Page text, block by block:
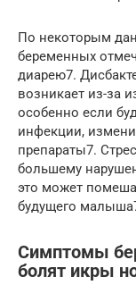
По некоторым
беременных
диарею7.
возникает из-за
особенно если
инфекции,
препараты7.
большему
это может
будущего
Симптомы
болят икры